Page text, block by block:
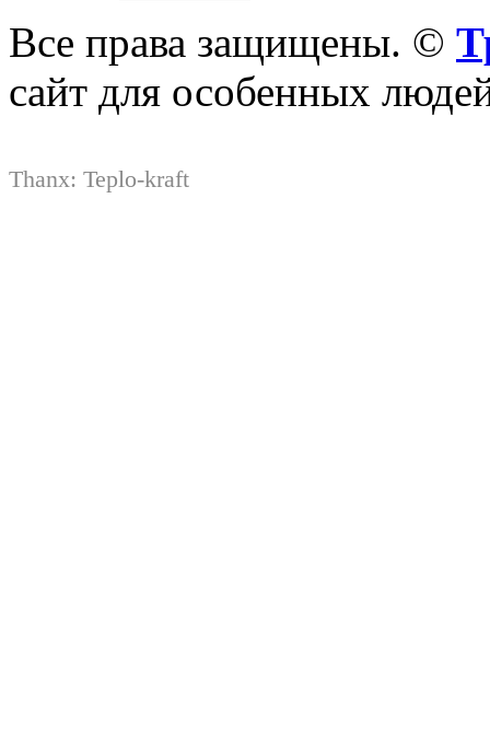
Все права защищены. ©
сайт для особенных
Thanx: Teplo-kraft